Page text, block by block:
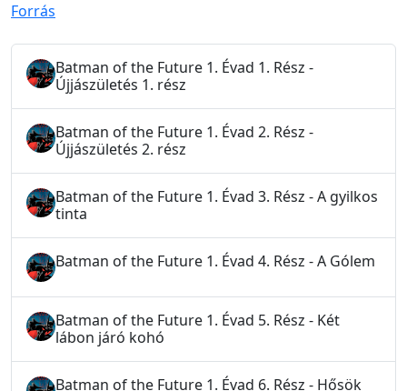
Forrás
Batman of the Future 1. Évad 1. Rész -
Újjászületés 1. rész
Batman of the Future 1. Évad 2. Rész -
Újjászületés 2. rész
Batman of the Future 1. Évad 3. Rész - A gyilkos
tinta
Batman of the Future 1. Évad 4. Rész - A Gólem
Batman of the Future 1. Évad 5. Rész - Két
lábon járó kohó
Batman of the Future 1. Évad 6. Rész - Hősök